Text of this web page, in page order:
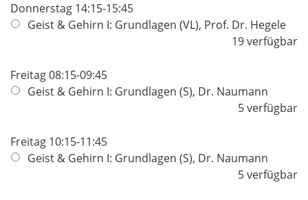
Donnerstag 14:15-15:45
Geist & Gehirn I: Grundlagen (VL), Prof. Dr. Hegele
19 verfügbar
Freitag 08:15-09:45
Geist & Gehirn I: Grundlagen (S), Dr. Naumann
5 verfügbar
Freitag 10:15-11:45
Geist & Gehirn I: Grundlagen (S), Dr. Naumann
5 verfügbar